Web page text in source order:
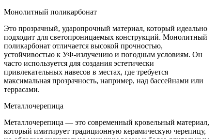
Монолитный поликарбонат
Это прозрачный, ударопрочный материал, который идеально
подходит для светопроницаемых конструкций. Монолитный
поликарбонат отличается высокой прочностью,
устойчивостью к УФ-излучению и погодным условиям. Он
часто используется для создания эстетически
привлекательных навесов в местах, где требуется
максимальная прозрачность, например, над бассейнами или
террасами.
Металлочерепица
Металлочерепица — это современный кровельный материал,
который имитирует традиционную керамическую черепицу,